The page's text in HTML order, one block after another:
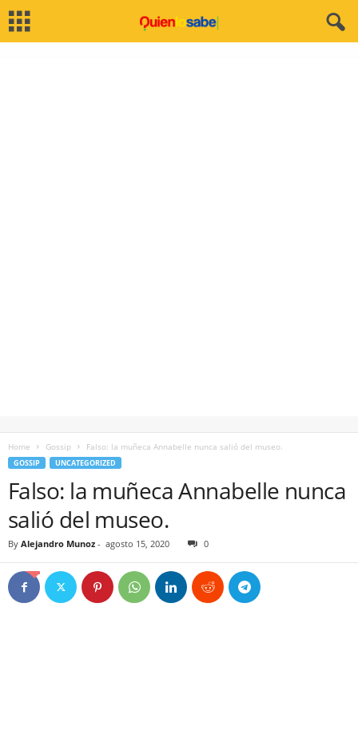
Home Gossip Falso: la muñeca Annabelle nunca salió del museo.
GOSSIP UNCATEGORIZED
Falso: la muñeca Annabelle nunca
salió del museo.
By Alejandro Munoz - agosto 15, 2020 0